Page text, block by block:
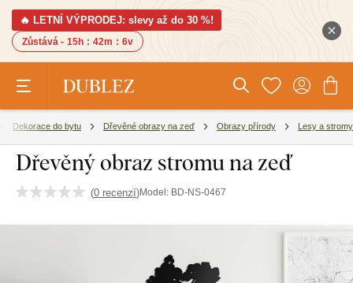
🔥 LETNÍ VÝPRODEJ: slevy až do 30 %!
Zůstává - 15h : 42m : 5v
Dekorace do bytu Dřevěné obrazy na zeď Obrazy přírody Lesy a stromy
Dřevěný obraz stromu na zeď
(0 recenzí)Model: BD-NS-0467